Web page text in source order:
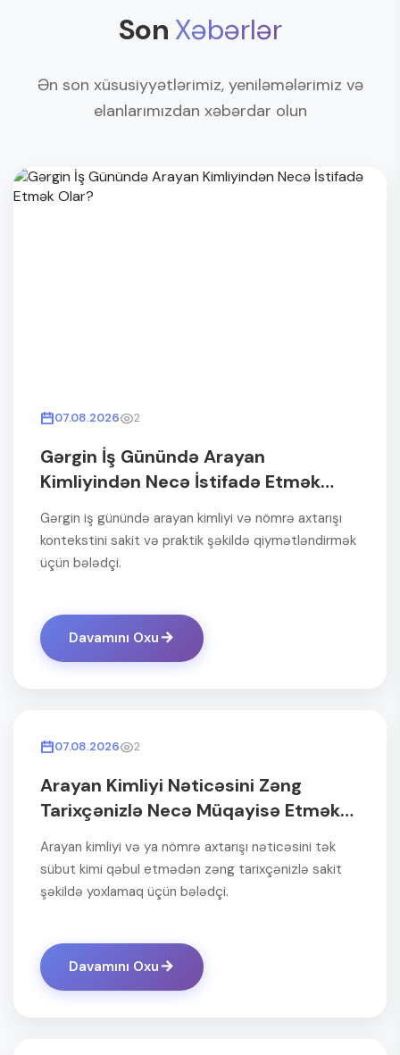
Son Xəbərlər
Ən son xüsusiyyətlərimiz, yeniləmələrimiz və
elanlarımızdan xəbərdar olun
07.08.2026 2
Gərgin İş Günündə Arayan
Kimliyindən Necə İstifadə Etmək
Olar?
Gərgin iş günündə arayan kimliyi və nömrə axtarışı
kontekstini sakit və praktik şəkildə qiymətləndirmək
üçün bələdçi.
Davamını Oxu
07.08.2026 2
Arayan Kimliyi Nəticəsini Zəng
Tarixçənizlə Necə Müqayisə Etmək
Olar?
Arayan kimliyi və ya nömrə axtarışı nəticəsini tək
sübut kimi qəbul etmədən zəng tarixçənizlə sakit
şəkildə yoxlamaq üçün bələdçi.
Davamını Oxu